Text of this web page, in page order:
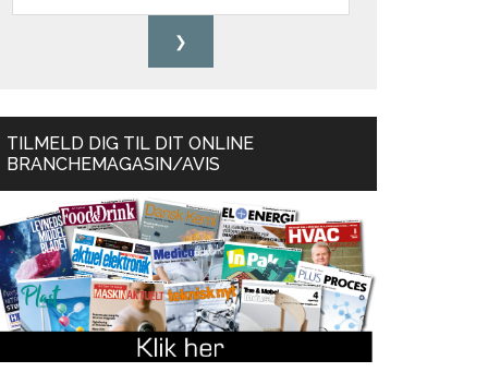
TILMELD DIG TIL DIT ONLINE
BRANCHEMAGASIN/AVIS